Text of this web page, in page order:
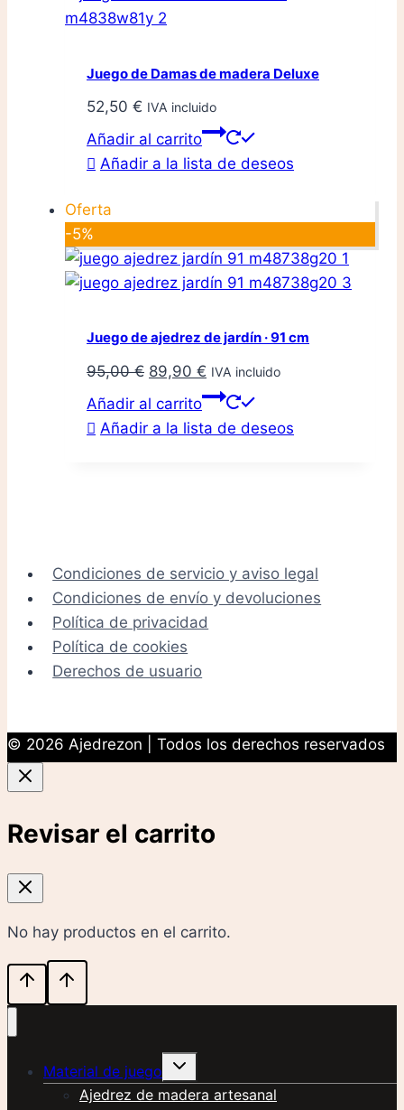
Juego de Damas de madera Deluxe
52,50 € IVA incluido
Añadir al carrito
Añadir a la lista de deseos
Oferta
-5%
Juego de ajedrez de jardín · 91 cm
95,00€ El
precio
original
89,90 € El
precio
actual
IVA incluido
Añadir al carrito
Añadir a la lista de deseos
Condiciones de servicio y aviso legal
Condiciones de envío y devoluciones
Política de privacidad
Política de cookies
Derechos de usuario
© 2026 Ajedrezon | Todos los derechos reservados
Revisar el carrito
No hay productos en el carrito.
Material de juego
Alternar
hijo
Ajedrez de madera artesanal